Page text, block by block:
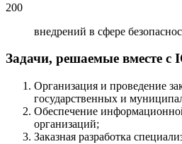
200
внедрений в сфере
Задачи, решаемые вместе с
Организация и проведение
государственных и
Обеспечение
организаций;
Заказная разработка